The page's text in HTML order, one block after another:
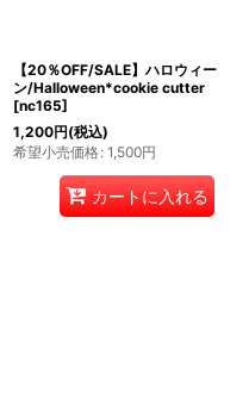
【20％OFF/SALE】ハロウィー
ン/Halloween*cookie cutter
[nc165]
1,200円(税込)
希望小売価格: 1,500円
カートに入れる